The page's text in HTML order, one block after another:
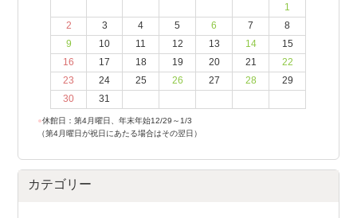
1
2
3 4 5 6 7
8
9
10 11 12 13 14
15
16
17 18 19 20 21
22
23
24 25 26 27 28
29
30
31
●休館日：第4月曜日、年末年始12/29～1/3
（第4月曜日が祝日にあたる場合はその翌日）
カテゴリー